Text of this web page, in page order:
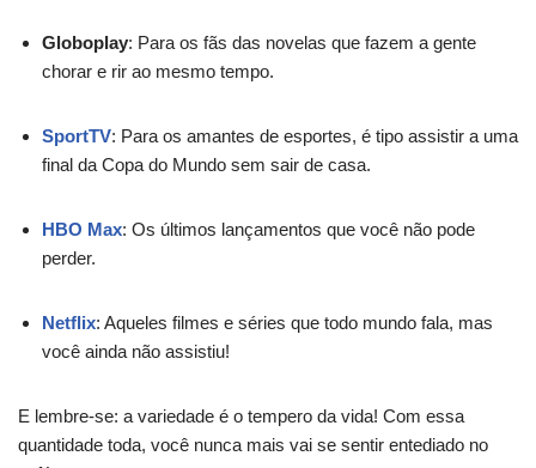
Globoplay: Para os fãs das novelas que fazem a gente
chorar e rir ao mesmo tempo.
SportTV: Para os amantes de esportes, é tipo assistir a uma
final da Copa do Mundo sem sair de casa.
HBO Max: Os últimos lançamentos que você não pode
perder.
Netflix: Aqueles filmes e séries que todo mundo fala, mas
você ainda não assistiu!
E lembre-se: a variedade é o tempero da vida! Com essa
quantidade toda, você nunca mais vai se sentir entediado no